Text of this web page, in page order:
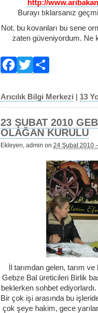
http://
Burayı tıklarsanız
Not. bu kovanları bu sene
zaten güveniyordum. Ne
Facebook
Twitter
Arıcılık Bilgi Merkezi | 13
23 ŞUBAT 2010
OLAĞAN KURULU
Ekleyen, admin on 24 Şubat 2010
İl tarımdan gelen, tarım
Gebze Bal üreticileri Birlik
beklerken sohbet
Bir çok işi arasında bu
çok şeye hakim, gece